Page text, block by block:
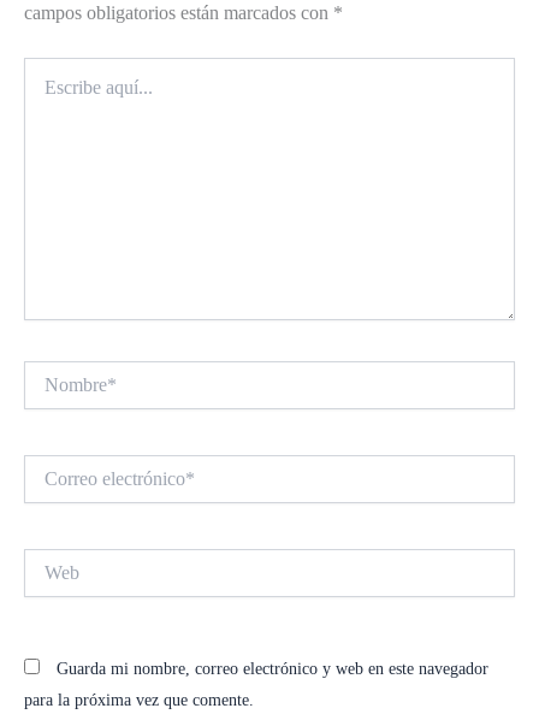
campos obligatorios están marcados con *
aquí...
electrónico*
Guarda mi nombre, correo electrónico y web en este navegador
para la próxima vez que comente.